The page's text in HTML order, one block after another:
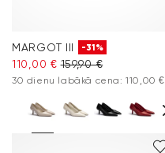
MARGOT III -31%
110,00 € 159,90 €
30 dienu labākā cena: 110,00 €